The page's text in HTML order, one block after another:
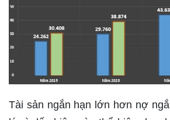
Tài sản ngắn hạn lớn hơn nợ